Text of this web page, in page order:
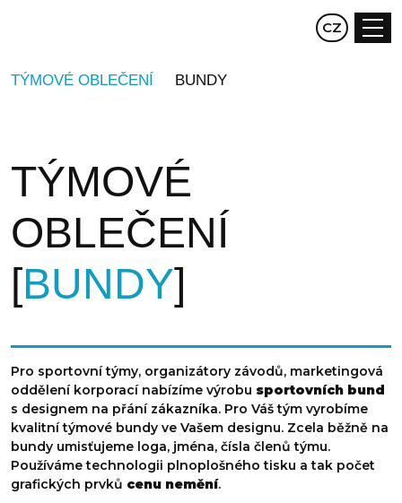
EN DE
CZ
TÝMOVÉ OBLEČENÍ BUNDY
TÝMOVÉ
OBLEČENÍ
BUNDY
Pro sportovní týmy, organizátory závodů, marketingová
oddělení korporací nabízíme výrobu sportovních bund
s designem na přání zákazníka. Pro Váš tým vyrobíme
kvalitní týmové bundy ve Vašem designu. Zcela běžně na
bundy umisťujeme loga, jména, čísla členů týmu.
Používáme technologii plnoplošného tisku a tak počet
grafických prvků cenu nemění.